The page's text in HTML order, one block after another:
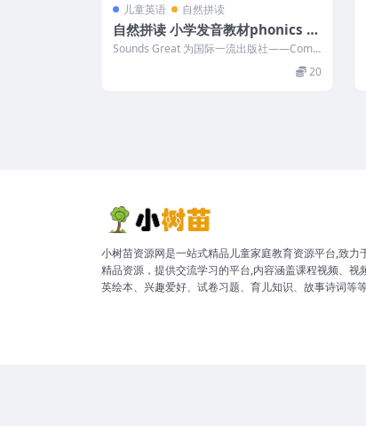
儿童英语 自然拼读
自然拼读 小学发音教材phonics So
unds Great 1-5
Sounds Great 为国际一流出版社——Comp
20
小树苗资源网是一站式精品儿童家庭教育资源平台,致力
精品资源，提供交流学习的平台,内容涵盖课程视频、视
英绘本、兴趣爱好、试卷习题、育儿知识、故事诗词等